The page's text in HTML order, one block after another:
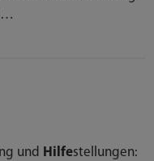
und Hilfestellungen: